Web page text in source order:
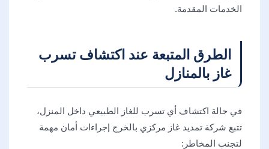
الخدمات المقدمة.
الطرق المتبعة عند اكتشاف تسرب
غاز بالمنازل
في حالة اكتشاف أي تسرب للغاز الطبيعي داخل المنزل،
تتبع شركة تمديد غاز مركزي بالخرج إجراءات أمان مهمة
لتجنب المخاطر: